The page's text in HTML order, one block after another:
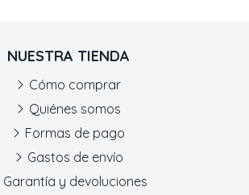
NUESTRA TIENDA
Cómo comprar
Quiénes somos
Formas de pago
Gastos de envío
Garantía y devoluciones